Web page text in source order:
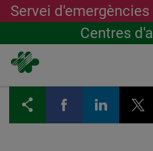
contingut
Servei
Centres